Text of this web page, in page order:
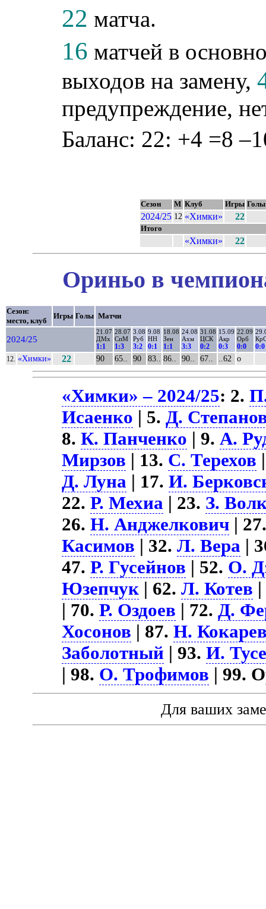
22 матча.
16 матчей в
выходов на замену,
предупреждение,
Баланс: 22: +4 =8
Сезон М Клуб Игры Голы
2024/25 12 «Химки» 22
Итого
«Химки» 22
Ориньо в
Сезон:
место, клуб
Игры Голы Матчи
2024/25
21.07
ДМх
1:1
28.07
СпМ
1:3
3.08
Руб
3:2
9.08
НН
0:1
18.08
Зен
1:1
24.08
Ахм
3:3
31.08
ЦСК
0:2
15.09
Акр
0:3
22.09
Орб
0:0 0:0
12. «Химки» 22 90 65.. 90 83.. 86.. 90.. 67.. ..62 о
«Химки» – 2024/25: 2.
Исаенко | 5.Д.
8.К. Панченко | 9.А.
Мирзов | 13. С. Терехов
Д. Луна | 17.И.
22.Р. Мехиа | 23. З.
26.Н. Анджелкович |
Касимов | 32.Л. Вера |
47.Р. Гусейнов | 52. О.
Юзепчук | 62.Л. Котев
| 70.Р. Оздоев | 72.Д.
Хосонов | 87.Н.
Заболотный | 93.И.
| 98. О. Трофимов | 99.
Для ваших